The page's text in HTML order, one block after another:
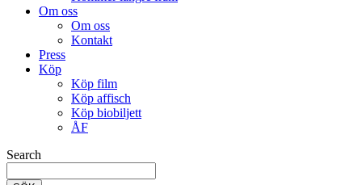
Om oss
Om oss
Kontakt
Press
Köp
Köp film
Köp affisch
Köp biobiljett
ÅF
Search